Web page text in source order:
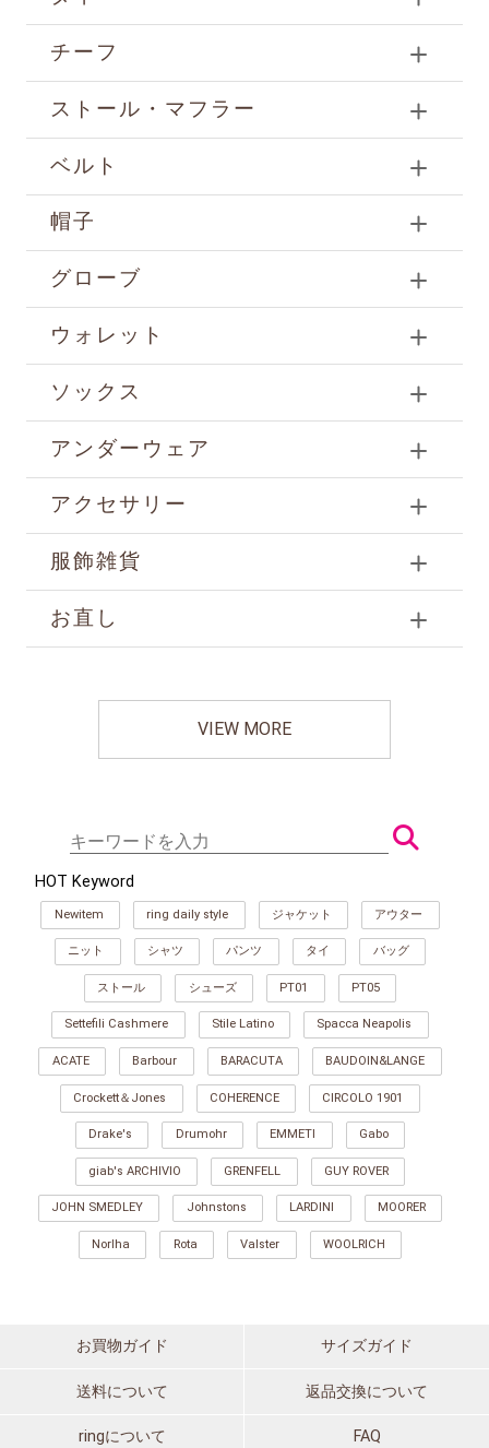
チーフ
ストール・マフラー
ベルト
帽子
グローブ
ウォレット
ソックス
アンダーウェア
アクセサリー
服飾雑貨
お直し
VIEW MORE
HOT Keyword
Newitem ring daily style ジャケット アウター
ニット シャツ パンツ タイ バッグ
ストール シューズ PT01 PT05
Settefili Cashmere Stile Latino Spacca Neapolis
ACATE Barbour BARACUTA BAUDOIN&LANGE
Crockett＆Jones COHERENCE CIRCOLO 1901
Drake's Drumohr EMMETI Gabo
giab's ARCHIVIO GRENFELL GUY ROVER
JOHN SMEDLEY Johnstons LARDINI MOORER
Norlha Rota Valster WOOLRICH
お買物ガイド サイズガイド
送料について 返品交換について
ringについて FAQ